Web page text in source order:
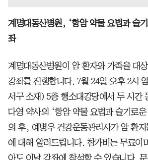
계명대동산병원, ‘항암 약물 요법과 슬
좌
계명대동산병원이 암 환자와 가족을 대
강좌를 진행합니다. 7월 24일 오후 2시
서구 소재) 5층 행소대강당에서 두 시간
다영 약사의 ‘항암 약물 요법과 슬기로
의 후, 예병우 건강운동관리사가 암 환
에 대해 알려드립니다. 참가비는 무료이
아도 이날 강좌에 참석할 수 있습니다.